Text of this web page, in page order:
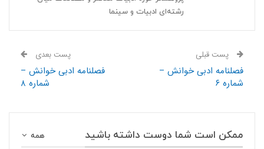
رشته‌ای ادبیات و سینما
پست قبلی
فصلنامه ادبی خوانش –
شماره ۶
پست بعدی
فصلنامه ادبی خوانش –
شماره ۸
همه ممکن است شما دوست داشته باشید